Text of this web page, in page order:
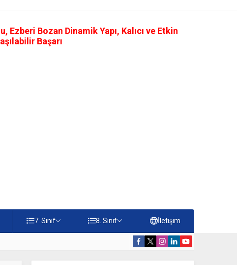
Bozan Dinamik Yapı, Kalıcı ve Etkin
Başarı
7. Sınıf 8. Sınıf İletişim